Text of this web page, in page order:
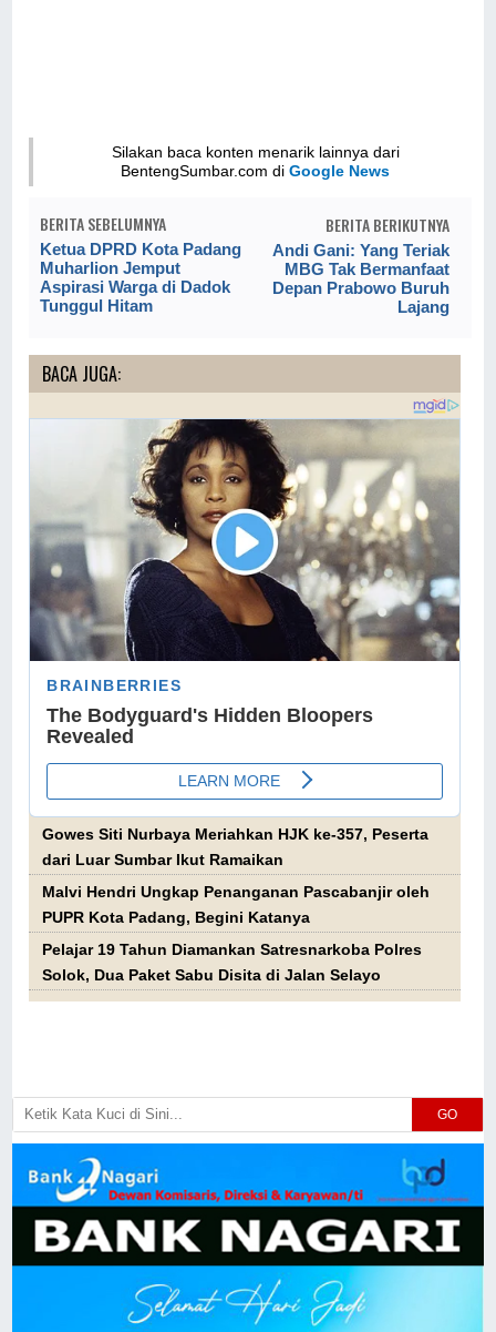
Silakan baca konten menarik lainnya dari
BentengSumbar.com diGoogle News
BERITA SEBELUMNYA
Ketua DPRD Kota Padang
Muharlion Jemput
Aspirasi Warga di Dadok
Tunggul Hitam
BERITA BERIKUTNYA
Andi Gani: Yang Teriak
MBG Tak Bermanfaat
Depan Prabowo Buruh
Lajang
BACA JUGA:
Gowes Siti Nurbaya Meriahkan HJK ke-357, Peserta
dari Luar Sumbar Ikut Ramaikan
Malvi Hendri Ungkap Penanganan Pascabanjir oleh
PUPR Kota Padang, Begini Katanya
Pelajar 19 Tahun Diamankan Satresnarkoba Polres
Solok, Dua Paket Sabu Disita di Jalan Selayo
GO